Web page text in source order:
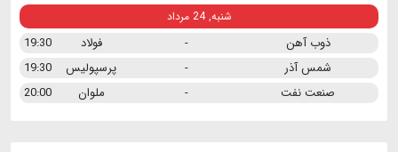
شنبه, 24 مرداد
ذوب آهن - فولاد
19:30
شمس آذر
- پرسپولیس
19:30
صنعت نفت
- ملوان 20:00